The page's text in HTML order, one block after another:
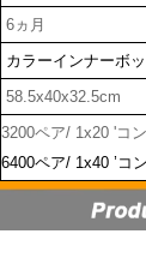
6ヵ月
カラーインナーボ
58.5x40x32.5cm
3200ペア/ 1x20 'コ
6400ペア/ 1x40 ’コ